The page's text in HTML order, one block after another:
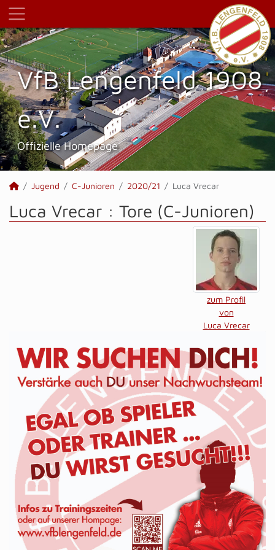
VfB Lengenfeld 1908
e.V.
Offizielle Homepage
Jugend C-Junioren 2020/21 Luca Vrecar
Luca Vrecar : Tore (C-Junioren)
zum Profil
von
Luca Vrecar